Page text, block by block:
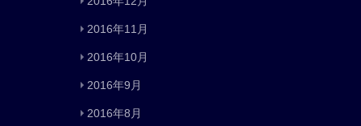
2016年11月
2016年10月
2016年9月
2016年8月